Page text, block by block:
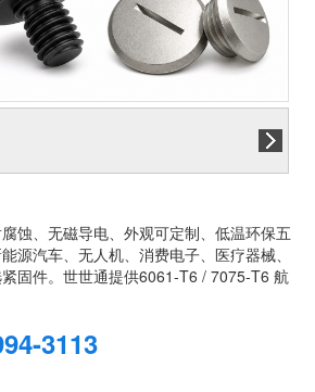
蚀、无磁导电、外观可定制、低温环保五
源汽车、无人机、消费电子、医疗器械、
固件。世世通提供6061‑T6 / 7075‑T6 航
3113